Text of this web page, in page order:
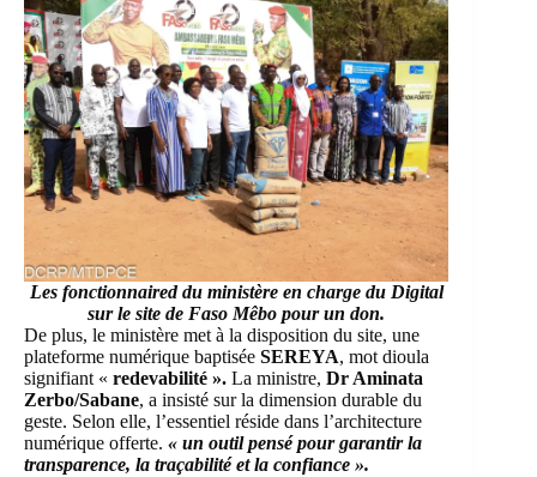
Les fonctionnaired du ministère en charge du Digital
sur le site de Faso Mêbo pour un don.
De plus, le ministère met à la disposition du site, une
plateforme numérique baptisée SEREYA, mot dioula
signifiant « redevabilité ». La ministre, Dr Aminata
Zerbo/Sabane, a insisté sur la dimension durable du
geste. Selon elle, l’essentiel réside dans l’architecture
numérique offerte. « un outil pensé pour garantir la
transparence, la traçabilité et la confiance ».